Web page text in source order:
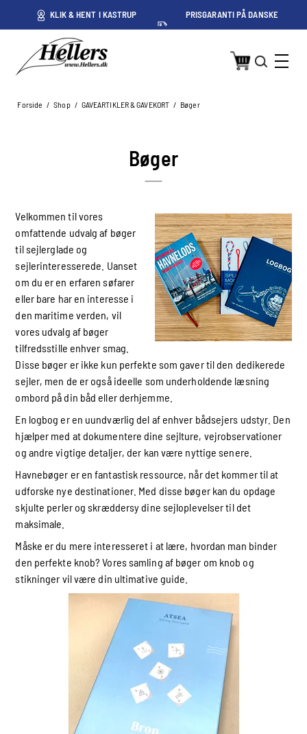
KLIK & HENT I KASTRUP PRISGARANTI PÅ DANSKE
Forside / Shop / GAVEARTIKLER & GAVEKORT / Bøger
Bøger
Velkommen til vores
omfattende udvalg af bøger
til sejlerglade og
sejlerinteresserede. Uanset
om du er en erfaren søfarer
eller bare har en interesse i
den maritime verden, vil
vores udvalg af bøger
tilfredsstille enhver smag.
Disse bøger er ikke kun perfekte som gaver til den dedikerede
sejler, men de er også ideelle som underholdende læsning
ombord på din båd eller derhjemme.
En logbog er en uundværlig del af enhver bådsejers udstyr. Den
hjælper med at dokumentere dine sejlture, vejrobservationer
og andre vigtige detaljer, der kan være nyttige senere.
Havnebøger er en fantastisk ressource, når det kommer til at
udforske nye destinationer. Med disse bøger kan du opdage
skjulte perler og skræddersy dine sejloplevelser til det
maksimale.
Måske er du mere interesseret i at lære, hvordan man binder
den perfekte knob? Vores samling af bøger om knob og
stikninger vil være din ultimative guide.